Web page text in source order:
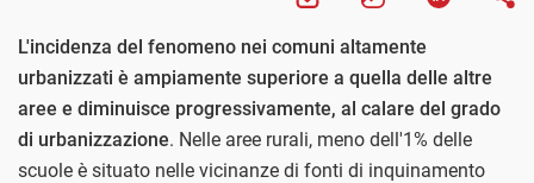
L'incidenza del fenomeno nei comuni altamente
urbanizzati è ampiamente superiore a quella delle altre
aree e diminuisce progressivamente, al calare del grado
di urbanizzazione. Nelle aree rurali, meno dell'1% delle
scuole è situato nelle vicinanze di fonti di inquinamento